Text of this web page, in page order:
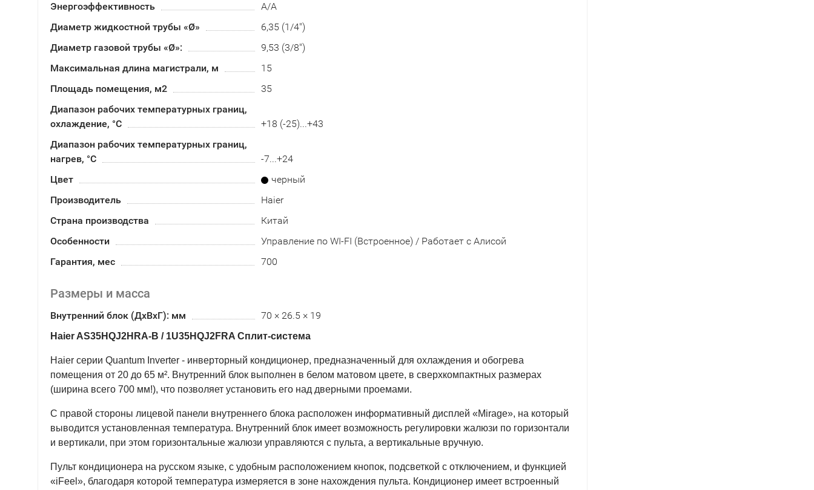
Энергоэффективность
А/А
Диаметр жидкостной трубы «Ø»
6,35 (1/4")
Диаметр газовой трубы «Ø»:
9,53 (3/8")
Максимальная длина магистрали, м
15
Площадь помещения, м2
35
Диапазон рабочих температурных границ,
охлаждение, °C
+18 (-25)...+43
Диапазон рабочих температурных границ,
нагрев, °C
-7...+24
Цвет
черный
Производитель
Haier
Страна производства
Китай
Особенности
Управление по WI-FI (Встроенное) / Работает с Алисой
Гарантия, мес
700
Размеры и масса
Внутренний блок (ДхВхГ): мм 70 × 26.5 × 19
Haier AS35HQJ2HRA-B / 1U35HQJ2FRA Сплит-система
Haier серии Quantum Inverter - инверторный кондиционер, предназначенный для охлаждения и обогрева
помещения от 20 до 65 м². Внутренний блок выполнен в белом матовом цвете, в сверхкомпактных размерах
(ширина всего 700 мм!), что позволяет установить его над дверными проемами.
С правой стороны лицевой панели внутреннего блока расположен информативный дисплей «Mirage», на который
выводится установленная температура. Внутренний блок имеет возможность регулировки жалюзи по горизонтали
и вертикали, при этом горизонтальные жалюзи управляются с пульта, а вертикальные вручную.
Пульт кондиционера на русском языке, с удобным расположением кнопок, подсветкой с отключением, и функцией
«iFeel», благодаря которой температура измеряется в зоне нахождения пульта. Кондиционер имеет встроенный